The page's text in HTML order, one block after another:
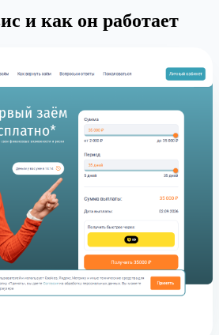
и как он работает